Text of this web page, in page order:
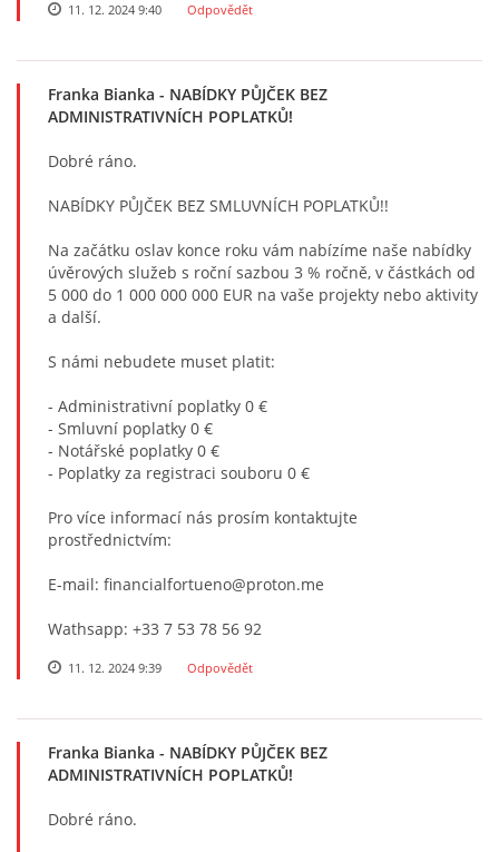
11. 12. 2024 9:40 Odpovědět
Franka Bianka - NABÍDKY PŮJČEK BEZ
ADMINISTRATIVNÍCH POPLATKŮ!
Dobré ráno.
NABÍDKY PŮJČEK BEZ SMLUVNÍCH POPLATKŮ!!
Na začátku oslav konce roku vám nabízíme naše nabídky
úvěrových služeb s roční sazbou 3 % ročně, v částkách od
5 000 do 1 000 000 000 EUR na vaše projekty nebo aktivity
a další.
S námi nebudete muset platit:
- Administrativní poplatky 0 €
- Smluvní poplatky 0 €
- Notářské poplatky 0 €
- Poplatky za registraci souboru 0 €
Pro více informací nás prosím kontaktujte
prostřednictvím:
E-mail: financialfortueno@proton.me
Wathsapp: +33 7 53 78 56 92
11. 12. 2024 9:39 Odpovědět
Franka Bianka - NABÍDKY PŮJČEK BEZ
ADMINISTRATIVNÍCH POPLATKŮ!
Dobré ráno.